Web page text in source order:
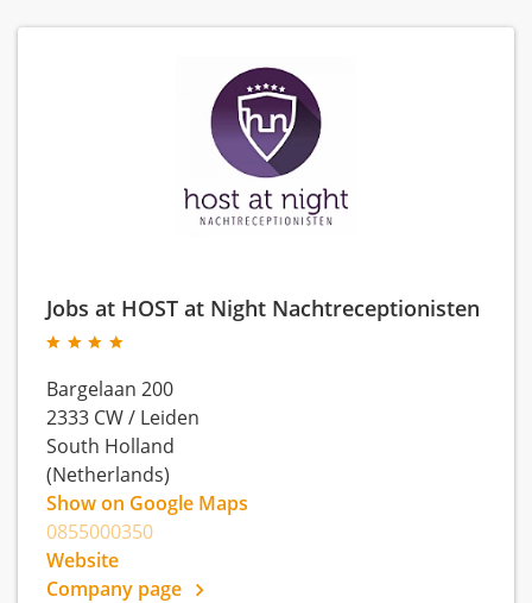
Jobs at HOST at Night Nachtreceptionisten
Bargelaan 200
2333 CW/ Leiden
South Holland
(Netherlands)
Show on Google Maps
0855000350
Website
Company page